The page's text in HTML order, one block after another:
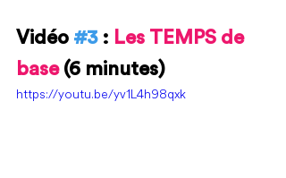
Vidéo #3 : Les TEMPS de
base (6 minutes)
https://youtu.be/yv1L4h98qxk